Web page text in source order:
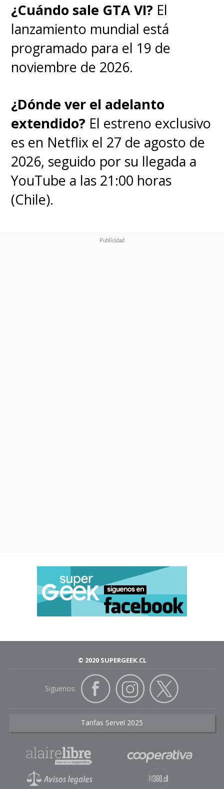
¿Cuándo sale GTA VI? El
lanzamiento mundial está
programado para el 19 de
noviembre de 2026.
¿Dónde ver el adelanto
extendido? El estreno exclusivo
es en Netflix el 27 de agosto de
2026, seguido por su llegada a
YouTube a las 21:00 horas
(Chile).
© 2020 SUPERGEEK.CL
Siguenos:
Tarifas Servel 2025